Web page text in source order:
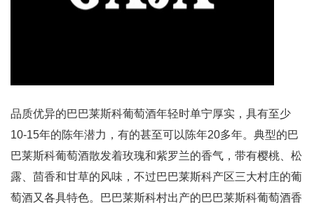
品质优异的巴巴莱斯科葡萄酒年轻时单宁厚实，具有至少
10-15年的陈年潜力，有的甚至可以陈年20多年。典型的巴
巴莱斯科葡萄酒散发着玫瑰和紫罗兰的香气，带有樱桃、松
露、茴香和甘草的风味，不过巴巴莱斯科产区三大村庄的葡
萄酒又各具特色。巴巴莱斯科村出产的巴巴莱斯科葡萄酒香